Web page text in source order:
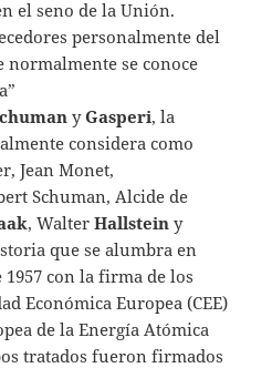
el seno de la Unión.
personalmente del
normalmente se conoce
yGasperi, la
considera como
Jean Monet,
Schuman, Alcide de
, WalterHallstein y
que se alumbra en
1957 con la firma de los
Económica Europea (CEE)
de la Energía Atómica
tratados fueron firmados